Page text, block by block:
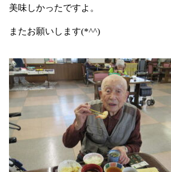
美味しかったですよ。
またお願いします(*^^)